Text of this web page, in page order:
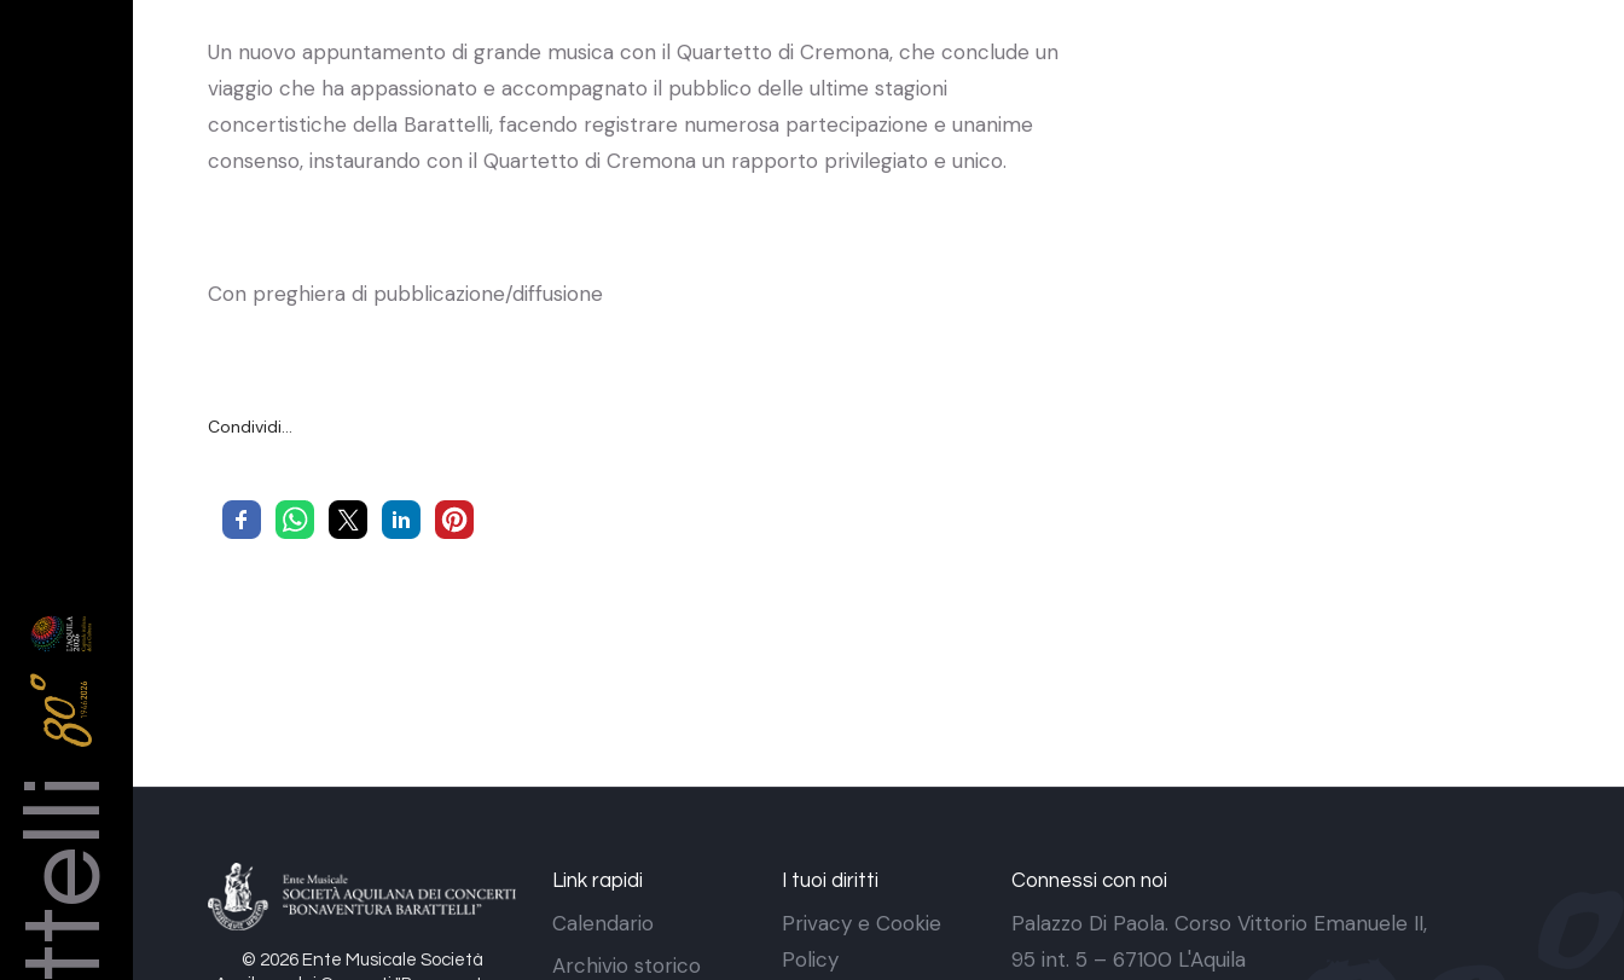
Un nuovo appuntamento di grande musica con il Quartetto di Cremona, che conclude un
viaggio che ha appassionato e accompagnato il pubblico delle ultime stagioni
concertistiche della Barattelli, facendo registrare numerosa partecipazione e unanime
consenso, instaurando con il Quartetto di Cremona un rapporto privilegiato e unico.
Con preghiera di pubblicazione/diffusione
Condividi…
© 2026 Ente Musicale Società
Link rapidi
Calendario
Archivio storico
I tuoi diritti
Privacy e Cookie
Policy
Connessi con noi
Palazzo Di Paola. Corso Vittorio Emanuele II,
95 int. 5 – 67100 L'Aquila